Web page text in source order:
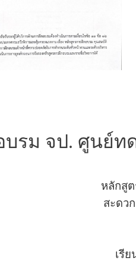
รม จป. ศูนย์ท
หลักสู
สะดว
เรี